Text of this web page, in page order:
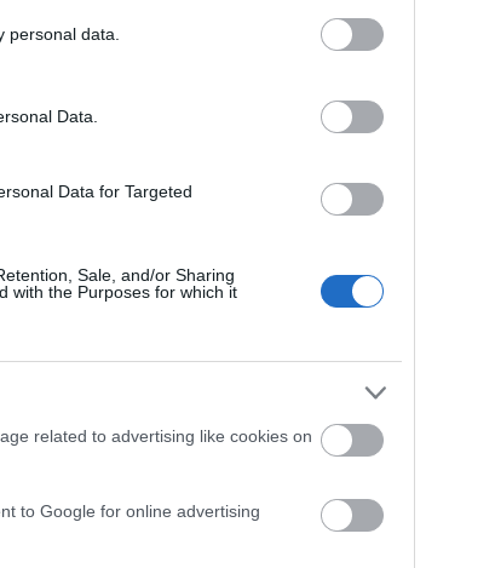
personal data.
Data.
Data for Targeted
Sale, and/or Sharing
with the Purposes for which it
related to advertising like cookies on
to Google for online advertising
kóstolhatja meg a
sütött ökröt,
nyolcfős
mesterszakács
szekszárdi, bátaapáti
programok sorában
fényképekből. A
központ a
pályázat első díját a
fotósnak, Szabó